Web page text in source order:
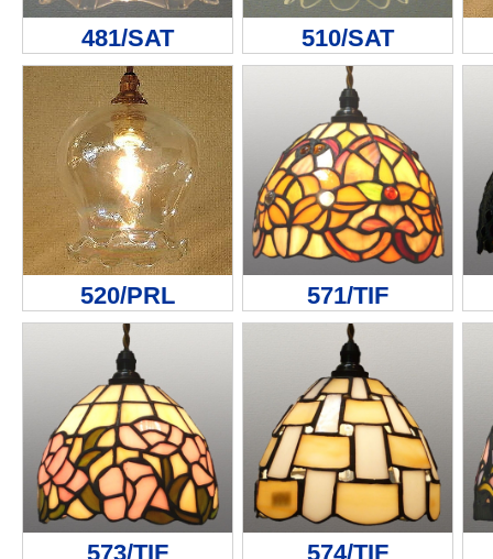
481/SAT 510/SAT
520/PRL 571/TIF
573/TIF 574/TIF